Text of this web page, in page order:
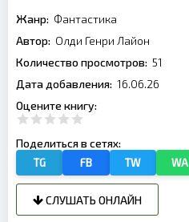
Жанр: Фантастика
Автор: Олди Генри Лайон
Количество просмотров: 51
Дата добавления: 16.06.26
Оцените книгу:
Поделиться в сетях:
TG FB TW WA
СЛУШАТЬ ОНЛАЙН